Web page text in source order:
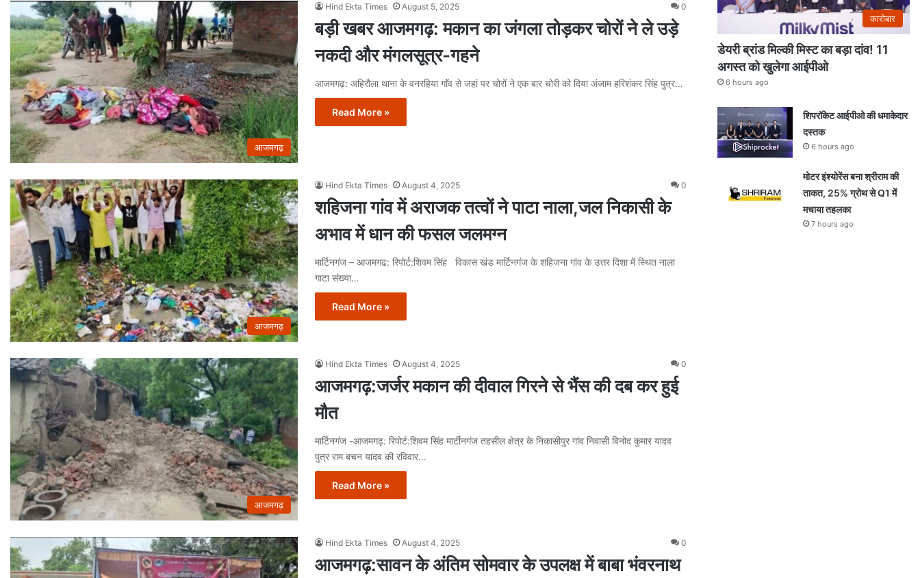
आजमगढ़
Hind Ekta Times August 5, 2025 0
बड़ी खबर आजमगढ़: मकान का जंगला तोड़कर चोरों ने ले उड़े
नकदी और मंगलसूत्र-गहने
आजमगढ़: अहिरौला थाना के वनरहिया गाॅंव से जहां पर चोरों ने एक बार चोरी को दिया अंजाम हरिशंकर सिंह पुत्र…
Read More »
आजमगढ़
Hind Ekta Times August 4, 2025 0
शहिजना गांव में अराजक तत्वों ने पाटा नाला,जल निकासी के
अभाव में धान की फसल जलमग्न
मार्टिनगंज – आजमगढ: रिपोर्ट:शिवम सिंह विकास खंड मार्टिनगंज के शहिजना गांव के उत्तर दिशा में स्थित नाला
गाटा संख्या…
Read More »
आजमगढ़
Hind Ekta Times August 4, 2025 0
आजमगढ़:जर्जर मकान की दीवाल गिरने से भैंस की दब कर हुई
मौत
मार्टिनगंज -आजमगढ़: रिपोर्ट:शिवम सिंह मार्टीनगंज तहसील क्षेत्र के निकासीपुर गांव निवासी विनोद कुमार यादव
पुत्र राम बचन यादव की रविवार…
Read More »
Hind Ekta Times August 4, 2025 0
आजमगढ़:सावन के अंतिम सोमवार के उपलक्ष में बाबा भंवरनाथ
कारोबार
डेयरी ब्रांड मिल्की मिस्ट का बड़ा दांव! 11
अगस्त को खुलेगा आईपीओ
6 hours ago
शिपरॉकेट आईपीओ की धमाकेदार
दस्तक
6 hours ago
मोटर इंश्योरेंस बना श्रीराम की
ताकत, 25% ग्रोथ से Q1 में
मचाया तहलका
7 hours ago